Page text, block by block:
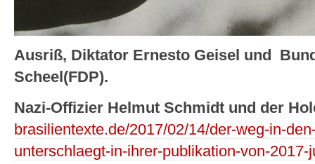
Ausriß, Diktator Ernesto Geisel und
Scheel(FDP).
Nazi-Offizier Helmut Schmidt und der
brasilientexte.de/2017/02/14/der-weg-in-
unterschlaegt-in-ihrer-publikation-von-2017-